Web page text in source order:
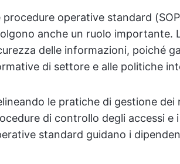
procedure operative standard
anche un ruolo importante.
delle informazioni, poiché
di settore e alle politiche
le pratiche di gestione
di controllo degli accessi
standard guidano i